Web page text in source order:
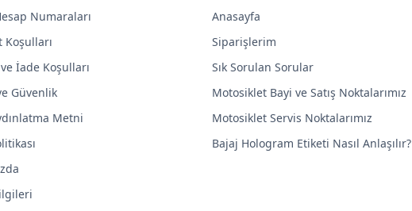
Numaraları
Koşulları
İade Koşulları
Güvenlik
Metni
Anasayfa
Siparişlerim
Sık Sorulan Sorular
Motosiklet Bayi ve Satış Noktalarımız
Motosiklet Servis Noktalarımız
Bajaj Hologram Etiketi Nasıl Anlaşılır?